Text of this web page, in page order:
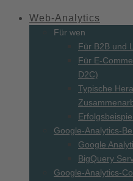
Web-Analytics
Für wen
Für B2B und
Für E-
D2C)
Typische
Google-Analytics-
Google
BigQuery
Google-Analytics-